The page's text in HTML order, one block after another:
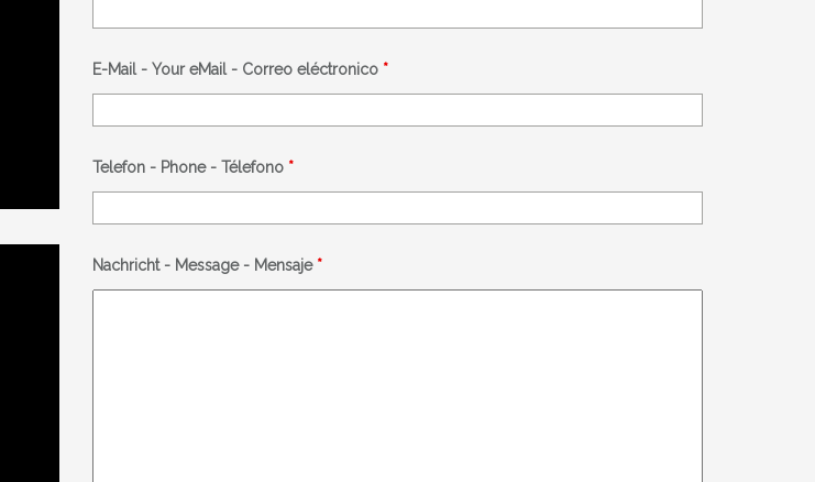
E-Mail - Your eMail - Correo eléctronico *
Telefon - Phone - Télefono *
Nachricht - Message - Mensaje *